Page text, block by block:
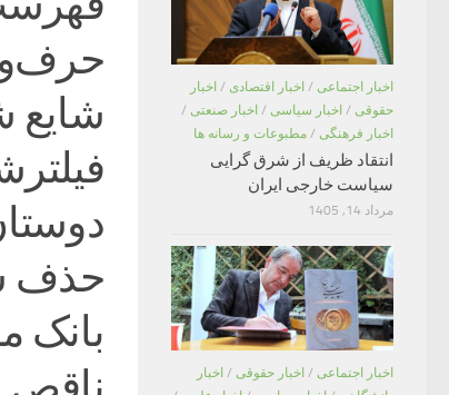
شایع
حذف
بانک
اخبار اجتماعی / اخبار اقتصادی / اخبار
حقوقی / اخبار سیاسی / اخبار صنعتی /
اخبار فرهنگی / مطبوعات و رسانه ها
انتقاد ظریف از شرق گرایی
سیاست خارجی ایران
مرداد 14, 1405
اخبار اجتماعی / اخبار حقوقی / اخبار